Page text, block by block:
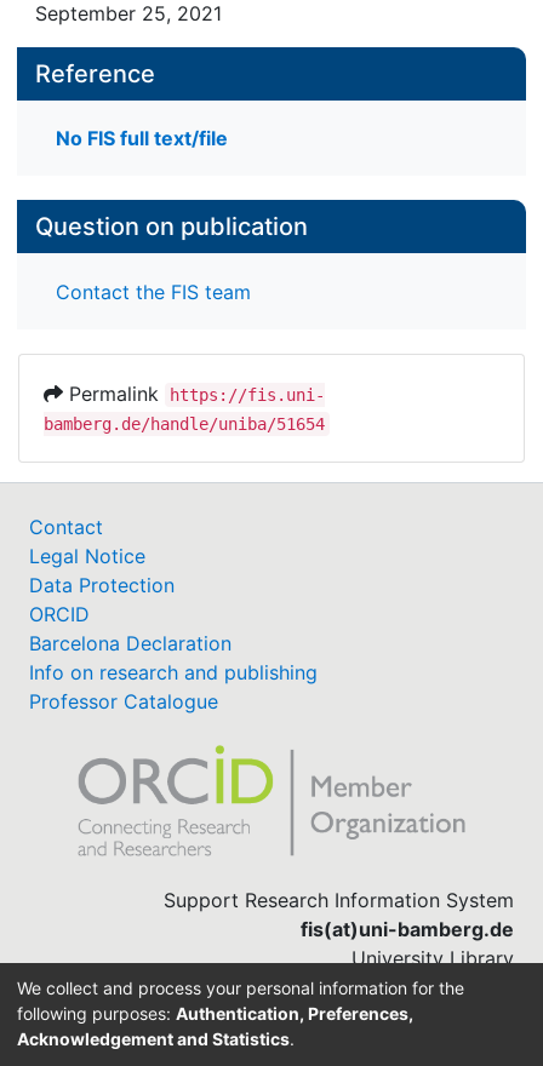
September 25, 2021
Reference
No FIS full text/file
Question on publication
Contact the FIS team
Permalink
https://fis.uni-
bamberg.de/handle/uniba/51654
Contact
Legal Notice
Data Protection
ORCID
Barcelona Declaration
Info on research and publishing
Professor Catalogue
Support Research Information System
fis(at)uni-bamberg.de
University Library
(0951) 863-1568
We collect and process your personal information for the
following purposes: Authentication, Preferences,
Acknowledgement and Statistics.